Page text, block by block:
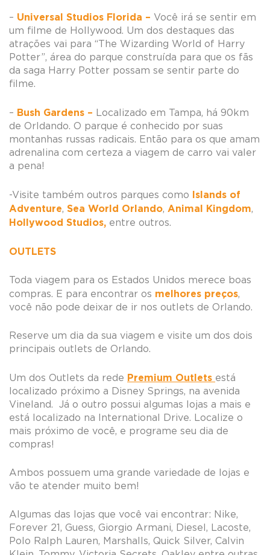
– Universal Studios Florida – Você irá se sentir em
um filme de Hollywood. Um dos destaques das
atrações vai para “The Wizarding World of Harry
Potter”, área do parque construída para que os fãs
da saga Harry Potter possam se sentir parte do
filme.
– Bush Gardens – Localizado em Tampa, há 90km
de Orldando. O parque é conhecido por suas
montanhas russas radicais. Então para os que amam
adrenalina com certeza a viagem de carro vai valer
a pena!
-Visite também outros parques como Islands of
Adventure, Sea World Orlando, Animal Kingdom,
Hollywood Studios, entre outros.
OUTLETS
Toda viagem para os Estados Unidos merece boas
compras. E para encontrar os melhores preços,
você não pode deixar de ir nos outlets de Orlando.
Reserve um dia da sua viagem e visite um dos dois
principais outlets de Orlando.
Um dos Outlets da rede Premium Outlets está
localizado próximo a Disney Springs, na avenida
Vineland. Já o outro possui algumas lojas a mais e
está localizado na International Drive. Localize o
mais próximo de você, e programe seu dia de
compras!
Ambos possuem uma grande variedade de lojas e
vão te atender muito bem!
Algumas das lojas que você vai encontrar: Nike,
Forever 21, Guess, Giorgio Armani, Diesel, Lacoste,
Polo Ralph Lauren, Marshalls, Quick Silver, Calvin